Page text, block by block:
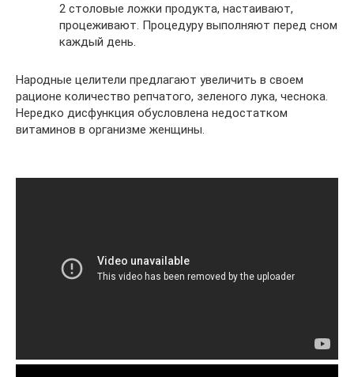
2 столовые ложки продукта, настаивают,
процеживают. Процедуру выполняют перед сном
каждый день.
Народные целители предлагают увеличить в своем
рационе количество репчатого, зеленого лука, чеснока.
Нередко дисфункция обусловлена недостатком
витаминов в организме женщины.